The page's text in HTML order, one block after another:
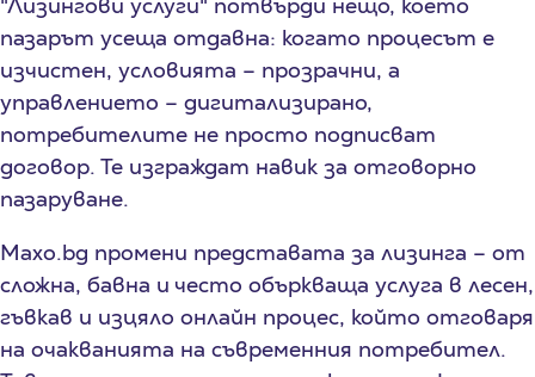
"Лизингови услуги" потвърди нещо, което
пазарът усеща отдавна: когато процесът е
изчистен, условията – прозрачни, а
управлението – дигитализирано,
потребителите не просто подписват
договор. Те изграждат навик за отговорно
пазаруване.
Maxo.bg промени представата за лизинга – от
сложна, бавна и често объркваща услуга в лесен,
гъвкав и изцяло онлайн процес, който отговаря
на очакванията на съвременния потребител.